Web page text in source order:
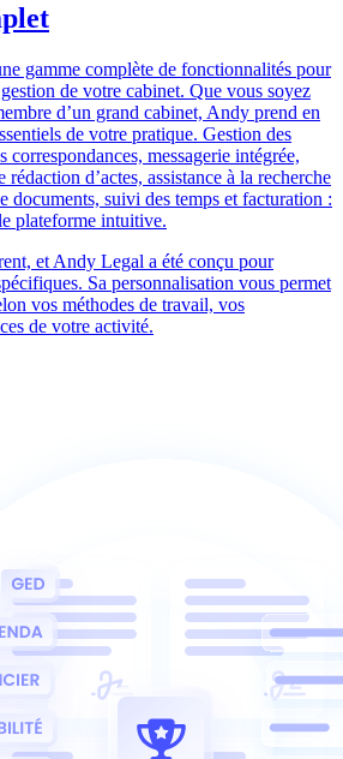
gamme complète de fonctionnalités pour
de votre cabinet. Que vous soyez
d’un grand cabinet, Andy prend en
de votre pratique. Gestion des
correspondances, messagerie intégrée,
d’actes, assistance à la recherche
documents, suivi des temps et facturation :
plateforme intuitive.
et Andy Legal a été conçu pour
Sa personnalisation vous permet
vos méthodes de travail, vos
de votre activité.